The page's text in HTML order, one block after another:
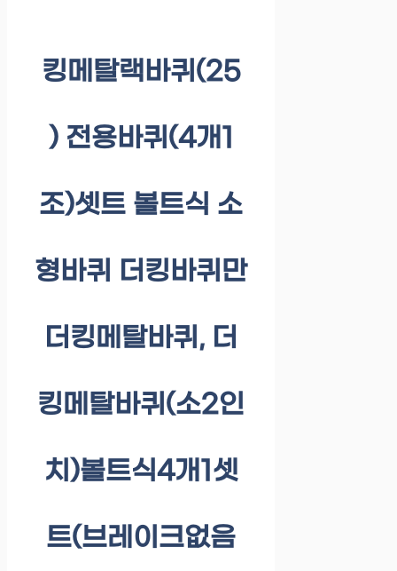
킹메탈랙바퀴(25
) 전용바퀴(4개1
조)셋트 볼트식 소
형바퀴 더킹바퀴만
더킹메탈바퀴, 더
킹메탈바퀴(소2인
치)볼트식4개1셋
트(브레이크없음